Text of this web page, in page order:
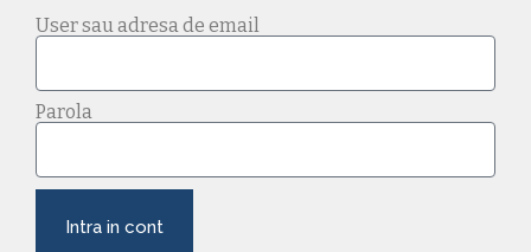
User sau adresa de email
Parola
Intra in cont